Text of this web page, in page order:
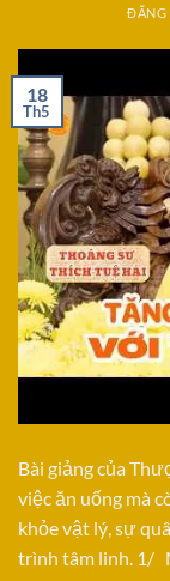
ĐĂNG
18
Th5
Bài giảng của
việc ăn uống mà
khỏe vật lý, sự
trình tâm linh. 1/